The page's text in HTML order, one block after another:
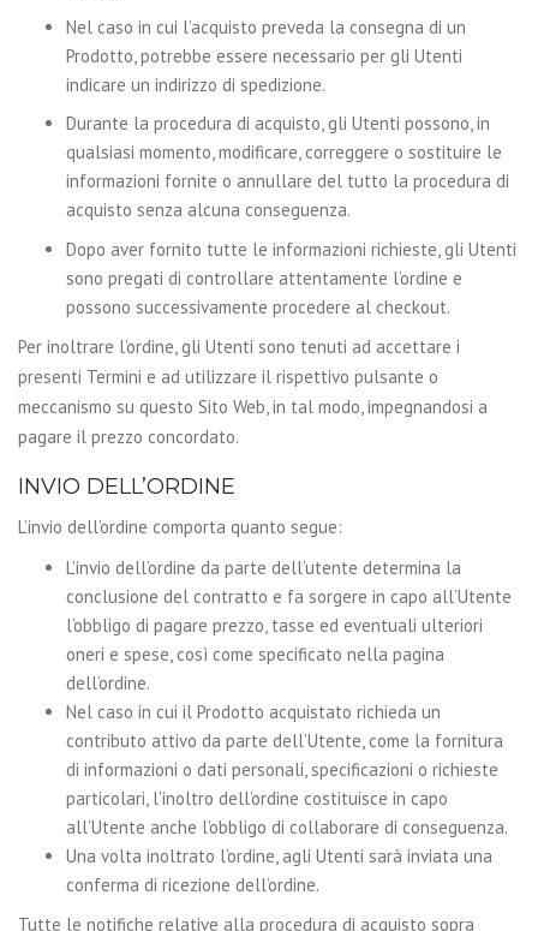
Nel caso in cui l’acquisto preveda la consegna di un
Prodotto, potrebbe essere necessario per gli Utenti
indicare un indirizzo di spedizione.
Durante la procedura di acquisto, gli Utenti possono, in
qualsiasi momento, modificare, correggere o sostituire le
informazioni fornite o annullare del tutto la procedura di
acquisto senza alcuna conseguenza.
Dopo aver fornito tutte le informazioni richieste, gli Utenti
sono pregati di controllare attentamente l’ordine e
possono successivamente procedere al checkout.
Per inoltrare l’ordine, gli Utenti sono tenuti ad accettare i
presenti Termini e ad utilizzare il rispettivo pulsante o
meccanismo su questo Sito Web, in tal modo, impegnandosi a
pagare il prezzo concordato.
INVIO DELL’ORDINE
L’invio dell’ordine comporta quanto segue:
L’invio dell’ordine da parte dell’utente determina la
conclusione del contratto e fa sorgere in capo all’Utente
l’obbligo di pagare prezzo, tasse ed eventuali ulteriori
oneri e spese, così come specificato nella pagina
dell’ordine.
Nel caso in cui il Prodotto acquistato richieda un
contributo attivo da parte dell’Utente, come la fornitura
di informazioni o dati personali, specificazioni o richieste
particolari, l’inoltro dell’ordine costituisce in capo
all’Utente anche l’obbligo di collaborare di conseguenza.
Una volta inoltrato l’ordine, agli Utenti sarà inviata una
conferma di ricezione dell’ordine.
Tutte le notifiche relative alla procedura di acquisto sopra